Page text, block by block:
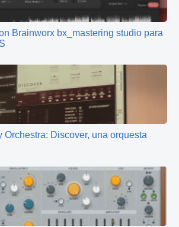
Brainworx bx_mastering studio para
Orchestra: Discover, una orquesta